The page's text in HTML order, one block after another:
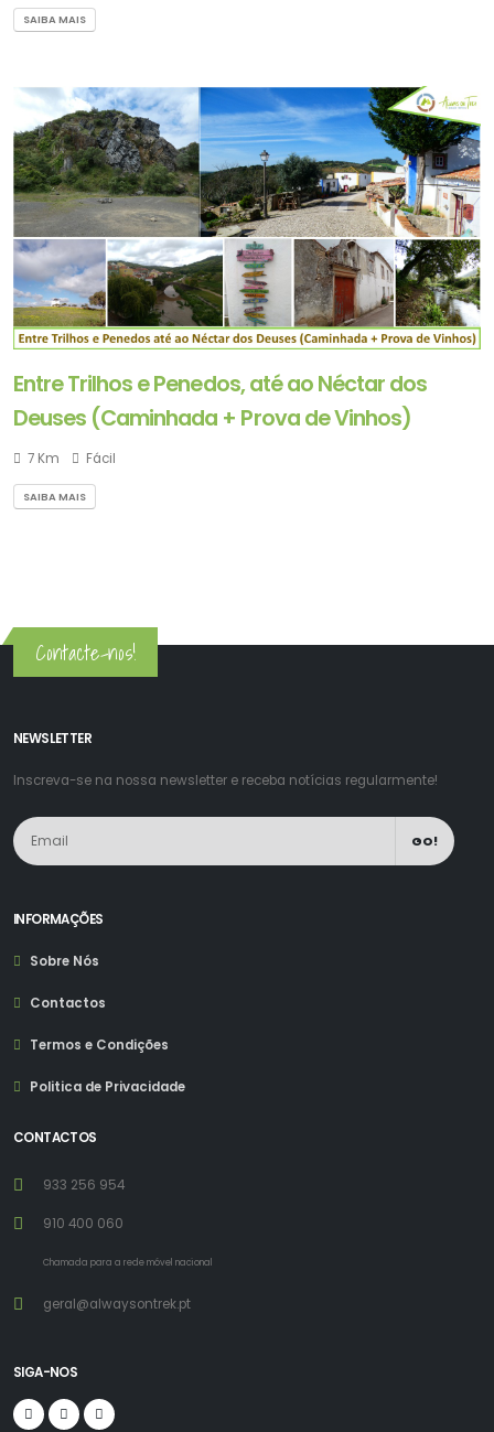
SAIBA MAIS
Entre Trilhos e Penedos, até ao Néctar dos
Deuses (Caminhada + Prova de Vinhos)
7 Km Fácil
SAIBA MAIS
Contacte-nos!
NEWSLETTER
Inscreva-se na nossa newsletter e receba notícias regularmente!
GO!
INFORMAÇÕES
Sobre Nós
Contactos
Termos e Condições
Politica de Privacidade
CONTACTOS
933 256 954
910 400 060
Chamada para a rede móvel nacional
geral@alwaysontrek.pt
SIGA-NOS